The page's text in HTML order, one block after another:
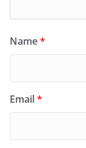
Name*
Email*